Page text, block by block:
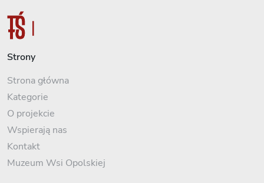
Strony
Strona główna
Kategorie
O projekcie
Wspierają nas
Kontakt
Muzeum Wsi Opolskiej